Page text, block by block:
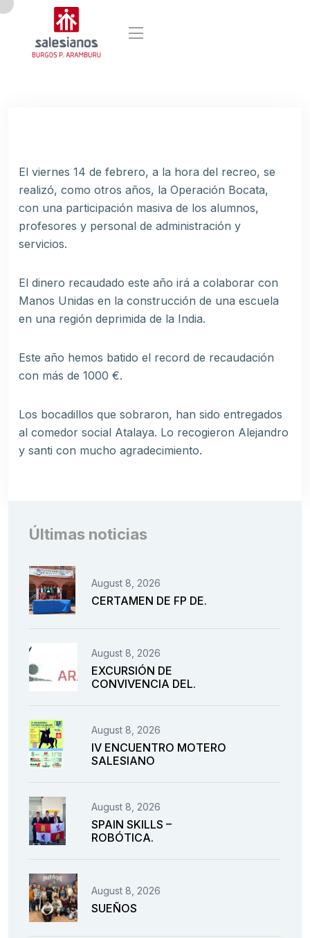
El viernes 14 de febrero, a la hora del recreo, se
realizó, como otros años, la Operación Bocata,
con una participación masiva de los alumnos,
profesores y personal de administración y
servicios.
El dinero recaudado este año irá a colaborar con
Manos Unidas en la construcción de una escuela
en una región deprimida de la India.
Este año hemos batido el record de recaudación
con más de 1000 €.
Los bocadillos que sobraron, han sido entregados
al comedor social Atalaya. Lo recogieron Alejandro
y santi con mucho agradecimiento.
Últimas noticias
August 8, 2026
CERTAMEN DE FP DE.
August 8, 2026
EXCURSIÓN DE
CONVIVENCIA DEL.
August 8, 2026
IV ENCUENTRO MOTERO
SALESIANO
August 8, 2026
SPAIN SKILLS –
ROBÓTICA.
August 8, 2026
SUEÑOS